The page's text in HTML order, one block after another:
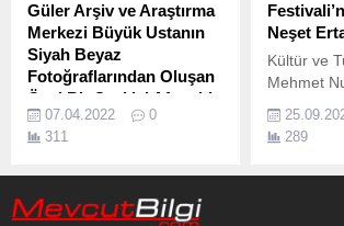
Güler Arşiv ve Araştırma
Merkezi Büyük Ustanın
Siyah Beyaz
Fotoğraflarından Oluşan
Özel Bir Seçkiyi Afyon’da
Sanatseverlerle
Buluşturuyor
Bir Gelecek” vizyonuna
07.04.2022
0
311
Neşet
Kültür ve
Mehmet
Yolu
289